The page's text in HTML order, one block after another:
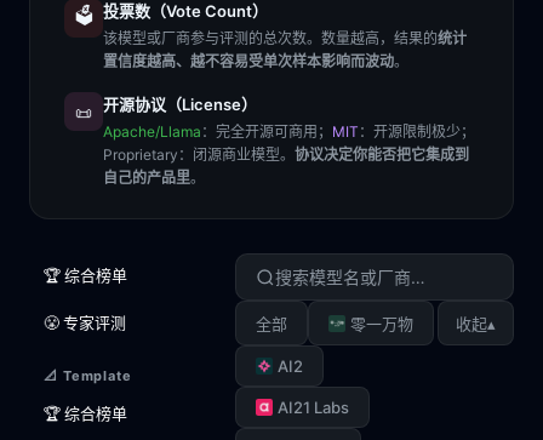
🗳️ 投票数（Vote Count）
该模型或厂商参与评测的总次数。数量越高，结果的统计
置信度越高、越不容易受单次样本影响而波动。
📜 开源协议（License）
Apache/Llama ：完全开源可商用； MIT ：开源限制极少；
Proprietary ：闭源商业模型。 协议决定你能否把它集成到
自己的产品里。
🏆 综合榜单
😤 专家评测
📐 Template
🏆 综合榜单
全部 零一万物
AI2
AI21 Labs
收起▴